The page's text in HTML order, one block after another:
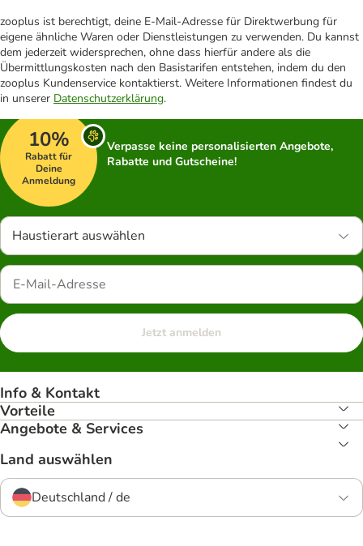
zooplus ist berechtigt, deine E-Mail-Adresse für Direktwerbung für
eigene ähnliche Waren oder Dienstleistungen zu verwenden. Du kannst
dem jederzeit widersprechen, ohne dass hierfür andere als die
Übermittlungskosten nach den Basistarifen entstehen, indem du den
zooplus Kundenservice kontaktierst. Weitere Informationen findest du
in unserer Datenschutzerklärung.
10%
Rabatt für
Deine
Anmeldung
Verpasse keine personalisierten Angebote,
Rabatte und Gutscheine!
Haustierart auswählen
Jetzt anmelden
Info & Kontakt
Vorteile
Angebote & Services
Land auswählen
Deutschland / de